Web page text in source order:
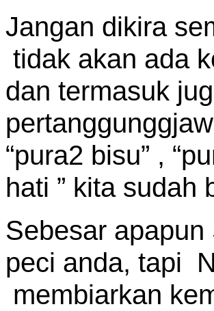
Jangan dikira
tidak akan ada
dan termasuk
“pura2 bisu” ,
hati ” kita sudah
Sebesar
peci anda, tapi
membiarkan